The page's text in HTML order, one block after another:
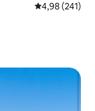
Gemiddelde
4,98 (241)